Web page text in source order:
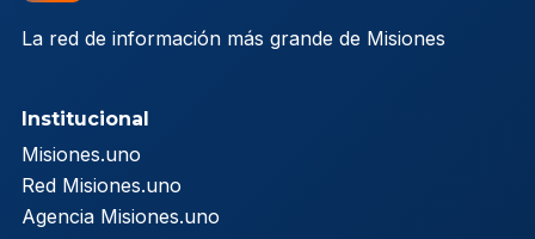
La red de información más grande de Misiones
Institucional
Misiones.uno
Red Misiones.uno
Agencia Misiones.uno